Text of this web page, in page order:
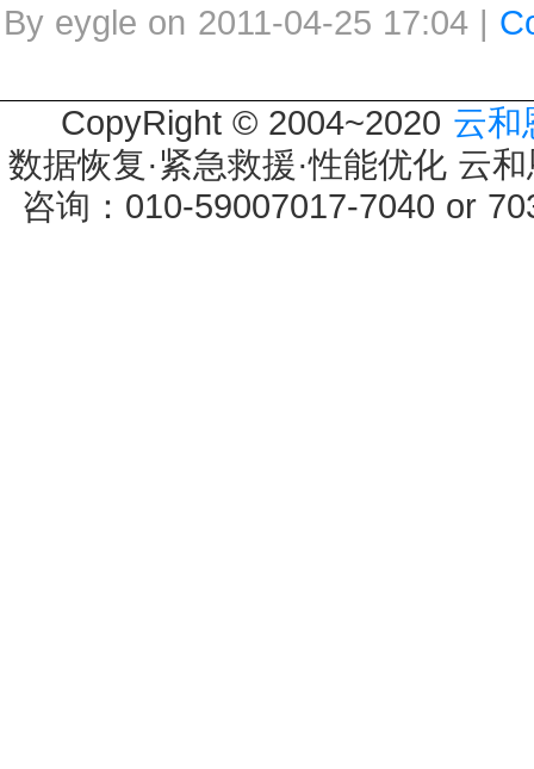
By eygle on 2011-04-25 17:04 |
CopyRight © 2004~2020 云和
数据恢复·紧急救援·性能优化 云
咨询：010-59007017-7040 or